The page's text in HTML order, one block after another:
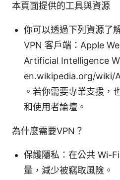
本頁面提供的工具與資源
你可以透過下列資源了
VPN 客戶端：Apple
Artificial Intelligence
en.wikipedia.org/wiki/
。若你需要專業支援，
和使用者論壇。
為什麼需要VPN？
保護隱私：在公共 Wi-
量，減少被竊取風險。